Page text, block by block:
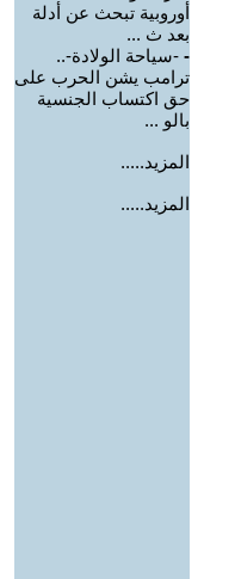
أوروبية تبحث عن أدلة
بعد ث ...
- -سياحة الولادة-..
ترامب يشن الحرب على
حق اكتساب الجنسية
بالو ...
المزيد.....
المزيد.....